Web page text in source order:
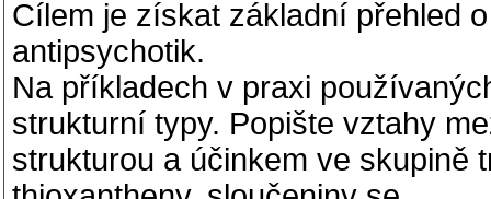
Cílem je získat základní přehled
antipsychotik.
Na příkladech v praxi
strukturní typy. Popište vztahy
strukturou a účinkem ve skupině